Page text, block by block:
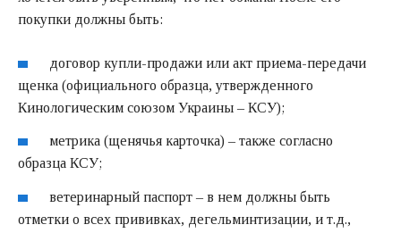
покупки должны быть:
договор купли-продажи или акт приема-передачи
щенка (официального образца, утвержденного
Кинологическим союзом Украины – КСУ);
метрика (щенячья карточка) – также согласно
образца КСУ;
ветеринарный паспорт – в нем должны быть
отметки о всех прививках, дегельминтизации, и т.д.,